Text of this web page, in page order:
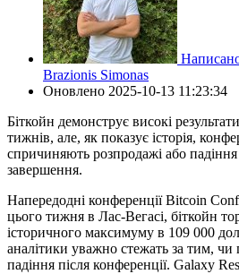
Brazionis Simonas
Оновлено 2025-10-13 11:23:34
Біткойн демонструє високі
тижнів, але, як показує історія,
спричиняють розпродажі або падіння
завершення.
Напередодні конференції Bitcoin
цього тижня в Лас-Вегасі, біткойн
історичного максимуму в 109 000
аналітики уважно стежать за тим, чи
падіння після конференції. Galaxy